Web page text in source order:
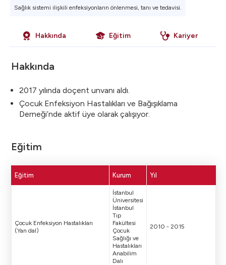
Sağlık sistemi ilişkili enfeksiyonların önlenmesi, tanı ve tedavisi.
Hakkında Eğitim Kariyer
Hakkında
2017 yılında doçent unvanı aldı.
Çocuk Enfeksiyon Hastalıkları ve Bağışıklama
Derneği’nde aktif üye olarak çalışıyor.
Eğitim
Eğitim Kurum Yıl
Çocuk Enfeksiyon Hastalıkları
(Yan dal)
İstanbul
Üniversitesi
İstanbul
Tıp
Fakültesi
Çocuk
Sağlığı ve
Hastalıkları
Anabilim
Dalı
2010 - 2015